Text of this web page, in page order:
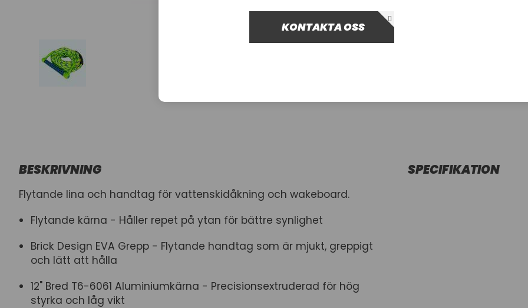
BESKRIVNING
Flytande lina och handtag för vattenskidåkning och wakeboard.
Flytande kärna - Håller repet på ytan för bättre synlighet
Brick Design EVA Grepp - Flytande handtag som är mjukt, greppigt
och lätt att hålla
12" Bred T6-6061 Aluminiumkärna - Precisionsextruderad för hög
styrka och låg vikt
SPECIFIKATION
KONTAKTA OSS